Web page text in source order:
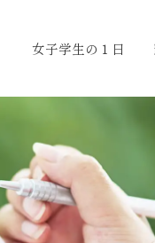
女子学生の１日